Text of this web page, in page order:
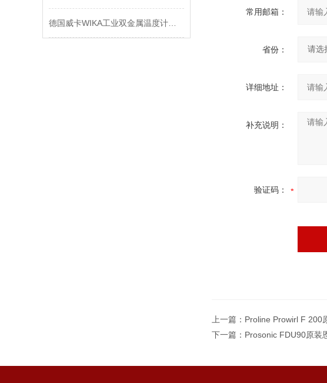
常用邮箱：
省份：
详细地址：
补充说明：
验证码：
上一篇： Proline Prowirl F 200
下一篇： Prosonic FDU90原装